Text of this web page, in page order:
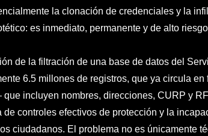
la clonación de credenciales y la
es inmediato, permanente y de alto
de la filtración de una base de datos del
6.5 millones de registros, que ya circula en
incluyen nombres, direcciones, CURP y
controles efectivos de protección y la
ciudadanos. El problema no es únicamente